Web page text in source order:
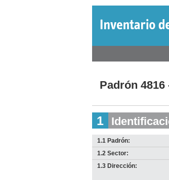
Padrón
1
1.1 Padrón:
1.2 Sector:
1.3 Dirección: